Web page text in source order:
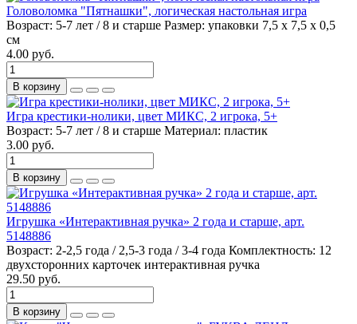
Головоломка "Пятнашки", логическая настольная игра
Возраст: 5-7 лет / 8 и старше Размер: упаковки 7,5 х 7,5 х 0,5
см
4.00 руб.
В корзину
Игра крестики-нолики, цвет МИКС, 2 игрока, 5+
Возраст: 5-7 лет / 8 и старше Материал: пластик
3.00 руб.
В корзину
Игрушка «Интерактивная ручка» 2 года и старше, арт.
5148886
Возраст: 2-2,5 года / 2,5-3 года / 3-4 года Комплектность: 12
двухсторонних карточек интерактивная ручка
29.50 руб.
В корзину